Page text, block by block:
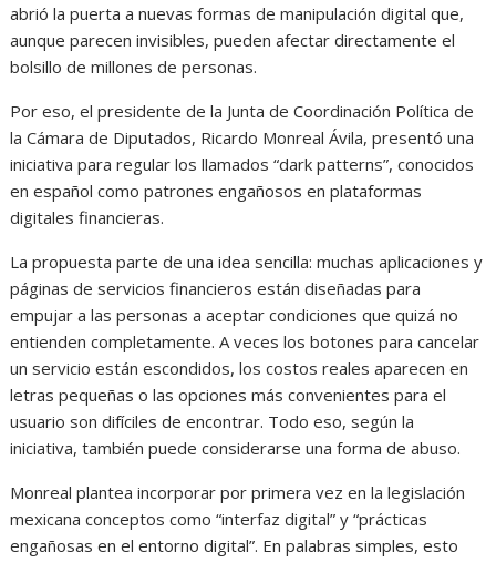
abrió la puerta a nuevas formas de manipulación digital que,
aunque parecen invisibles, pueden afectar directamente el
bolsillo de millones de personas.
Por eso, el presidente de la Junta de Coordinación Política de
la Cámara de Diputados, Ricardo Monreal Ávila, presentó una
iniciativa para regular los llamados “dark patterns”, conocidos
en español como patrones engañosos en plataformas
digitales financieras.
La propuesta parte de una idea sencilla: muchas aplicaciones y
páginas de servicios financieros están diseñadas para
empujar a las personas a aceptar condiciones que quizá no
entienden completamente. A veces los botones para cancelar
un servicio están escondidos, los costos reales aparecen en
letras pequeñas o las opciones más convenientes para el
usuario son difíciles de encontrar. Todo eso, según la
iniciativa, también puede considerarse una forma de abuso.
Monreal plantea incorporar por primera vez en la legislación
mexicana conceptos como “interfaz digital” y “prácticas
engañosas en el entorno digital”. En palabras simples, esto